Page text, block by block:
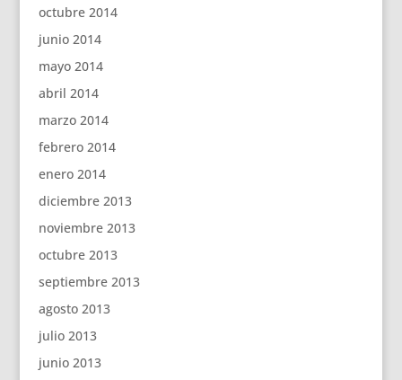
octubre 2014
junio 2014
mayo 2014
abril 2014
marzo 2014
febrero 2014
enero 2014
diciembre 2013
noviembre 2013
octubre 2013
septiembre 2013
agosto 2013
julio 2013
junio 2013